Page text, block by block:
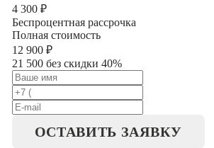
4 300 ₽
Беспроцентная рассрочка
Полная стоимость
12 900 ₽
21 500 без скидки 40%
ОСТАВИТЬ ЗАЯВКУ